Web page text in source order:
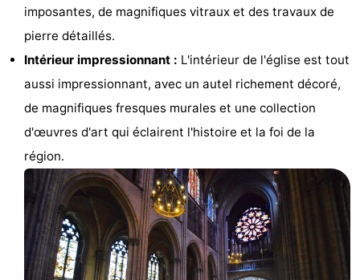
Églises
Points
de
vue
Attractions
Fermes
Terrains
jeux
Aires
jeux
Bowling
Parcours
Centres
imposantes, de magnifiques vitraux et des travaux de
pierre détaillés.
Intérieur impressionnant : L'intérieur de l'église est tout
aussi impressionnant, avec un autel richement décoré,
de magnifiques fresques murales et une collection
d'œuvres d'art qui éclairent l'histoire et la foi de la
région.